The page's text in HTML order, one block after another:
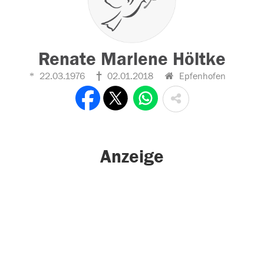
Renate Marlene Höltke
22.03.1976 02.01.2018 Epfenhofen
Anzeige